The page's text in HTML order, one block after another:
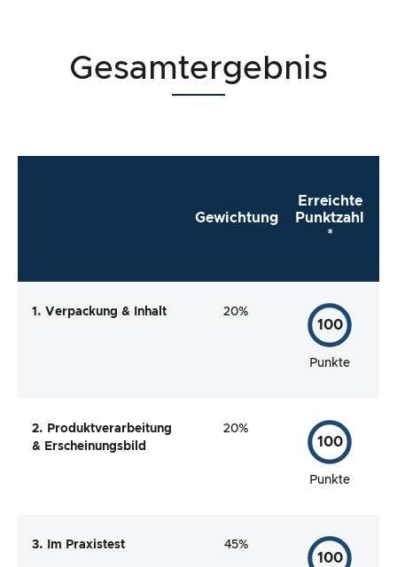
Gesamtergebnis
Gewichtung
Erreichte
Punktzahl
*
1. Verpackung & Inhalt 20%
100
Punkte
2. Produktverarbeitung
& Erscheinungsbild
20%
100
Punkte
3. Im Praxistest 45%
100